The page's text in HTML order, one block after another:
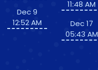
Dec 9
12:52 AM
11:48 AM
Dec 17
05:43 AM